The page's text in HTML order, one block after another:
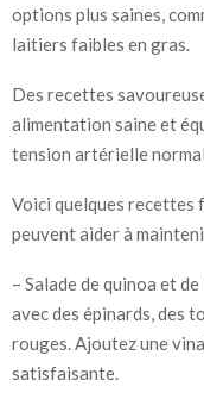
options plus saines,
laitiers faibles en gras.
Des recettes
alimentation saine et
tension artérielle
Voici quelques recettes
peuvent aider à
– Salade de quinoa et
avec des épinards, des
rouges. Ajoutez une
satisfaisante.